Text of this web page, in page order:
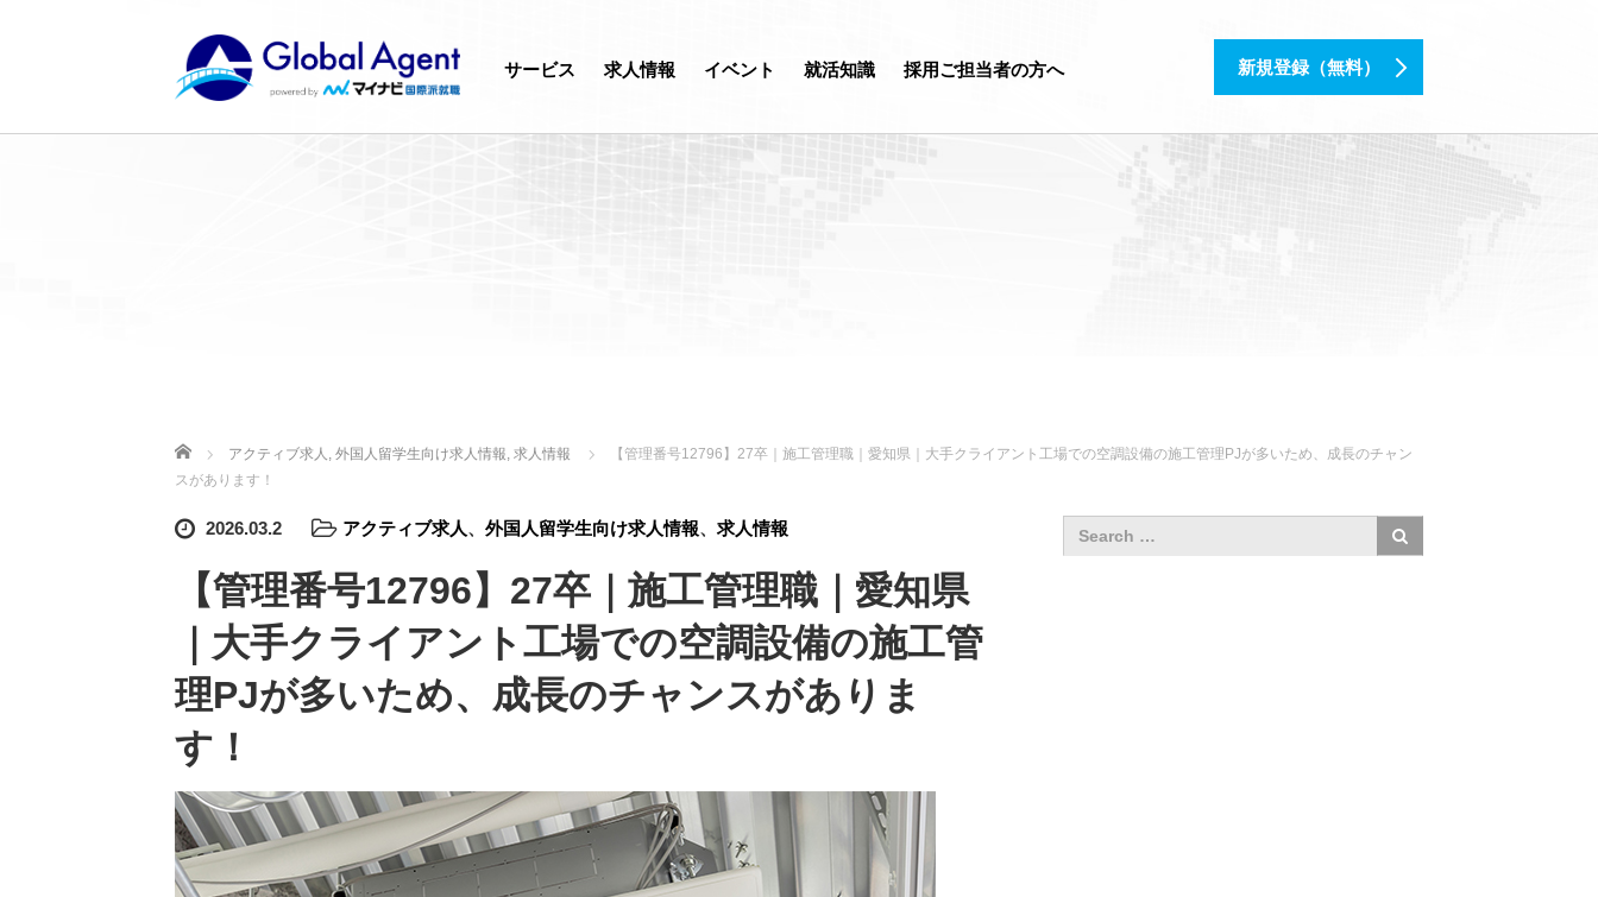
サービス 求人情報 イベント 就活知識 採用ご担当者の方へ 新規登録（無料）
ホーム アクティブ求人 , 外国人留学生向け求人情報, 求人情報
【管理番号12796】27卒｜施工管理職｜愛知県｜大手クライアント工場での空調設備の施工管理PJが多いため、成長のチャン
スがあります！
2026.03.2 アクティブ求人、 外国人留学生向け求人情報、 求人情報
【管理番号12796】27卒｜施工管理職｜愛知県
｜大手クライアント工場での空調設備の施工管
理PJが多いため、成長のチャンスがありま
す！